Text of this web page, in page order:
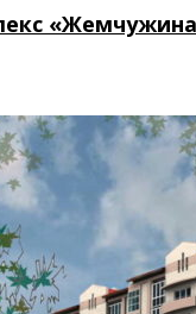
«Жемчужина